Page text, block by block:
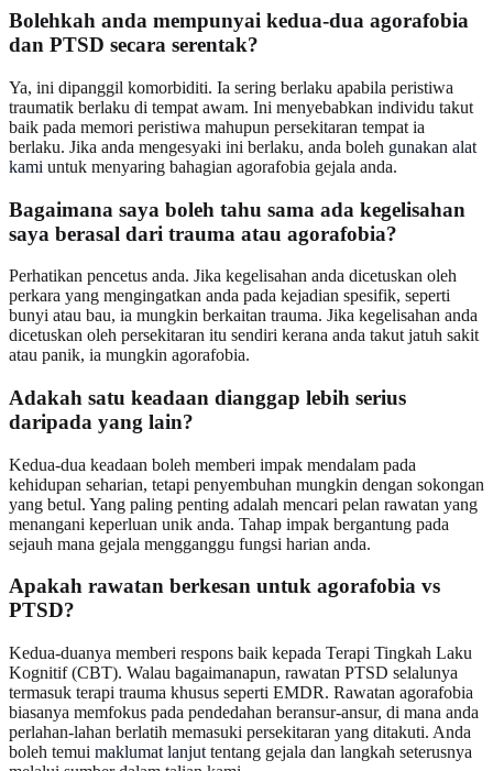
Bolehkah anda mempunyai kedua-dua agorafobia
dan PTSD secara serentak?
Ya, ini dipanggil komorbiditi. Ia sering berlaku apabila peristiwa
traumatik berlaku di tempat awam. Ini menyebabkan individu takut
baik pada memori peristiwa mahupun persekitaran tempat ia
berlaku. Jika anda mengesyaki ini berlaku, anda boleh gunakan alat
kami untuk menyaring bahagian agorafobia gejala anda.
Bagaimana saya boleh tahu sama ada kegelisahan
saya berasal dari trauma atau agorafobia?
Perhatikan pencetus anda. Jika kegelisahan anda dicetuskan oleh
perkara yang mengingatkan anda pada kejadian spesifik, seperti
bunyi atau bau, ia mungkin berkaitan trauma. Jika kegelisahan anda
dicetuskan oleh persekitaran itu sendiri kerana anda takut jatuh sakit
atau panik, ia mungkin agorafobia.
Adakah satu keadaan dianggap lebih serius
daripada yang lain?
Kedua-dua keadaan boleh memberi impak mendalam pada
kehidupan seharian, tetapi penyembuhan mungkin dengan sokongan
yang betul. Yang paling penting adalah mencari pelan rawatan yang
menangani keperluan unik anda. Tahap impak bergantung pada
sejauh mana gejala mengganggu fungsi harian anda.
Apakah rawatan berkesan untuk agorafobia vs
PTSD?
Kedua-duanya memberi respons baik kepada Terapi Tingkah Laku
Kognitif (CBT). Walau bagaimanapun, rawatan PTSD selalunya
termasuk terapi trauma khusus seperti EMDR. Rawatan agorafobia
biasanya memfokus pada pendedahan beransur-ansur, di mana anda
perlahan-lahan berlatih memasuki persekitaran yang ditakuti. Anda
boleh temui maklumat lanjut tentang gejala dan langkah seterusnya